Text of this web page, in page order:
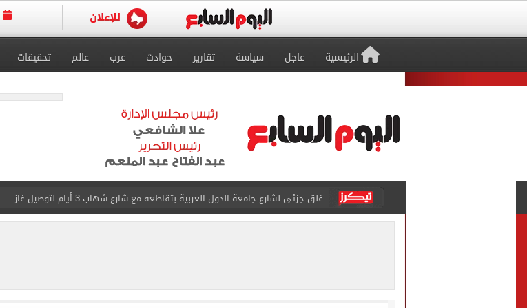
الرئيسية عاجل سياسة تقارير حوادث عرب عالم تحقيقات
غلق جزئى لشارع جامعة الدول العربية بتقاطعه مع شارع شهاب 3 أيام لتوصيل غاز
عمرو دياب يدخل موسوعة جينيس بعد تصدره قائمة بيلبورد عربية لـ68 أسبوعا
أسعار الذهب في مصر تتراجع.. وعيار 21 يسجل هذا الرقم